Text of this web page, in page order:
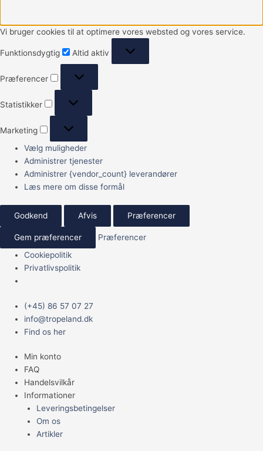
Vi bruger cookies til at optimere vores websted og vores service.
Funktionsdygtig Altid aktiv
Præferencer
Statistikker
Marketing
Vælg muligheder
Administrer tjenester
Administrer {vendor_count} leverandører
Læs mere om disse formål
Godkend Afvis Præferencer
Gem præferencer
Præferencer
Cookiepolitik
Privatlivspolitik
(+45) 86 57 07 27
info@tropeland.dk
Find os her
Min konto
FAQ
Handelsvilkår
Informationer
Leveringsbetingelser
Om os
Artikler
Main
Menu